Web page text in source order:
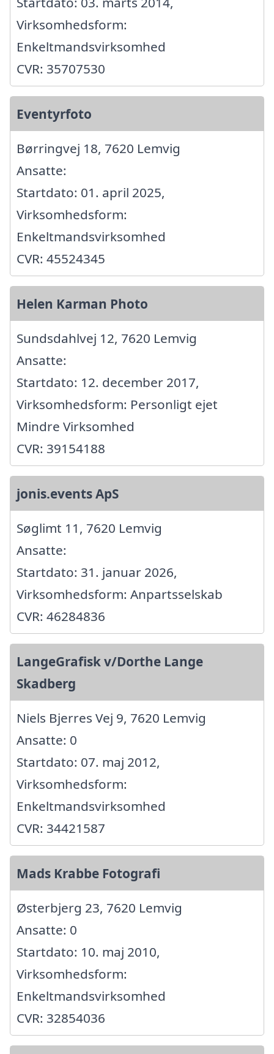
Virksomhedsform:
Enkeltmandsvirksomhed
CVR: 35707530
Eventyrfoto
Børringvej 18, 7620 Lemvig
Ansatte:
Startdato: 01. april 2025,
Virksomhedsform:
Enkeltmandsvirksomhed
CVR: 45524345
Helen Karman Photo
Sundsdahlvej 12, 7620 Lemvig
Ansatte:
Startdato: 12. december 2017,
Virksomhedsform: Personligt ejet
Mindre Virksomhed
CVR: 39154188
jonis.events ApS
Søglimt 11, 7620 Lemvig
Ansatte:
Startdato: 31. januar 2026,
Virksomhedsform: Anpartsselskab
CVR: 46284836
LangeGrafisk v/Dorthe Lange
Skadberg
Niels Bjerres Vej 9, 7620 Lemvig
Ansatte: 0
Startdato: 07. maj 2012,
Virksomhedsform:
Enkeltmandsvirksomhed
CVR: 34421587
Mads Krabbe Fotografi
Østerbjerg 23, 7620 Lemvig
Ansatte: 0
Startdato: 10. maj 2010,
Virksomhedsform:
Enkeltmandsvirksomhed
CVR: 32854036